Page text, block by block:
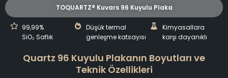
TOQUARTZ® Kuvars 96 Kuyulu Plaka
99,99%
SiO₂ Saflık
Düşük termal
genleşme katsayısı
Kimyasallara
karşı dayanıklı
Quartz 96 Kuyulu Plakanın Boyutları ve
Teknik Özellikleri